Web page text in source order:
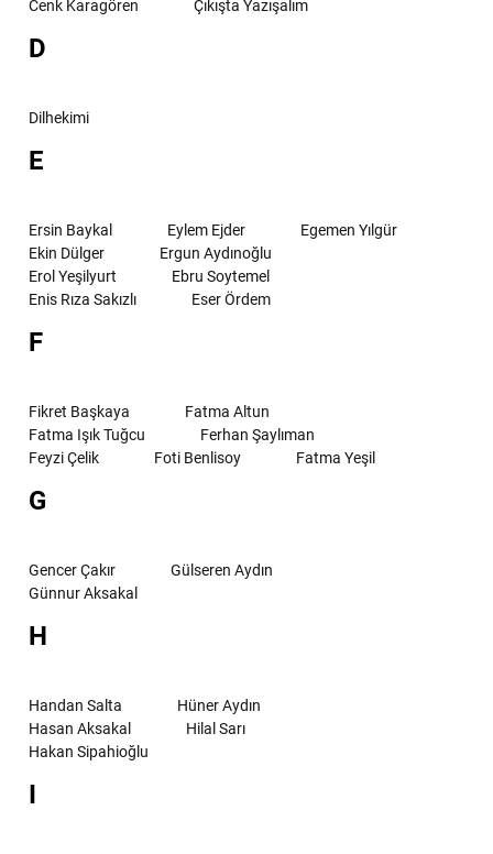
Cenk Karagören Çıkışta Yazışalım
D
Dilhekimi
E
Ersin Baykal Eylem Ejder
Egemen Yılgür
Ekin Dülger
Ergun Aydınoğlu
Erol Yeşilyurt
Ebru Soytemel
Enis Rıza Sakızlı
Eser Ördem
F
Fikret Başkaya
Fatma Altun
Fatma Işık Tuğcu
Ferhan Şaylıman
Feyzi Çelik
Foti Benlisoy Fatma Yeşil
G
Gencer Çakır
Gülseren Aydın
Günnur Aksakal
H
Handan Salta
Hüner Aydın
Hasan Aksakal
Hilal Sarı
Hakan Sipahioğlu
I